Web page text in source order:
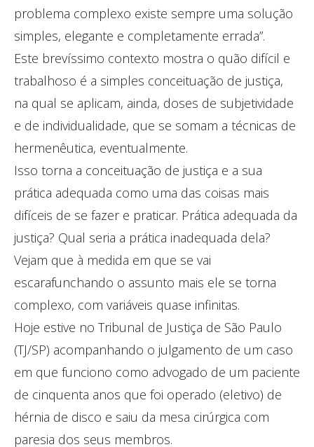
problema complexo existe sempre uma solução
simples, elegante e completamente errada”.
Este brevíssimo contexto mostra o quão difícil e
trabalhoso é a simples conceituação de justiça,
na qual se aplicam, ainda, doses de subjetividade
e de individualidade, que se somam a técnicas de
hermenêutica, eventualmente.
Isso torna a conceituação de justiça e a sua
prática adequada como uma das coisas mais
difíceis de se fazer e praticar. Prática adequada da
justiça? Qual seria a prática inadequada dela?
Vejam que à medida em que se vai
escarafunchando o assunto mais ele se torna
complexo, com variáveis quase infinitas.
Hoje estive no Tribunal de Justiça de São Paulo
(TJ/SP) acompanhando o julgamento de um caso
em que funciono como advogado de um paciente
de cinquenta anos que foi operado (eletivo) de
hérnia de disco e saiu da mesa cirúrgica com
paresia dos seus membros.